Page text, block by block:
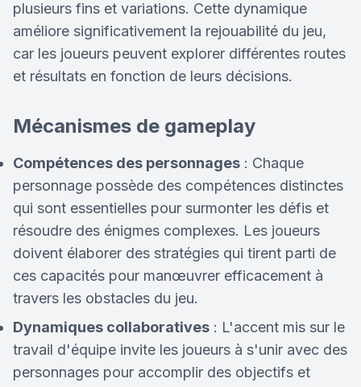
plusieurs fins et variations. Cette dynamique
améliore significativement la rejouabilité du jeu,
car les joueurs peuvent explorer différentes routes
et résultats en fonction de leurs décisions.
Mécanismes de gameplay
Compétences des personnages : Chaque
personnage possède des compétences distinctes
qui sont essentielles pour surmonter les défis et
résoudre des énigmes complexes. Les joueurs
doivent élaborer des stratégies qui tirent parti de
ces capacités pour manœuvrer efficacement à
travers les obstacles du jeu.
Dynamiques collaboratives : L'accent mis sur le
travail d'équipe invite les joueurs à s'unir avec des
personnages pour accomplir des objectifs et